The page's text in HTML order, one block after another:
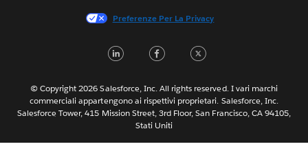
한국어
Português
Svenska
ไทย
简体中文
Preferenze Per La Privacy
LinkedInFacebook
© Copyright 2026 Salesforce, Inc. All rights reserved. I vari marchi
commerciali appartengono ai rispettivi proprietari. Salesforce, Inc.
Salesforce Tower, 415 Mission Street, 3rd Floor, San Francisco, CA 94105,
Stati Uniti